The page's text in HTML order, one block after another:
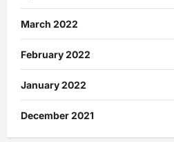
March 2022
February 2022
January 2022
December 2021